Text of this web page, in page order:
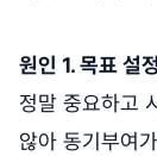
원인 1. 목표 설
정말 중요하고
않아 동기부여